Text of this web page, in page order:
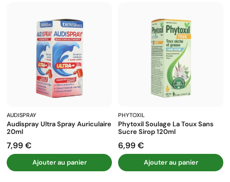
AUDISPRAY
Audispray Ultra Spray Auriculaire
20ml
Prix
7,99 €
Ajouter au panier
PHYTOXIL
Phytoxil Soulage La Toux Sans
Sucre Sirop 120ml
Prix
6,99 €
Ajouter au panier